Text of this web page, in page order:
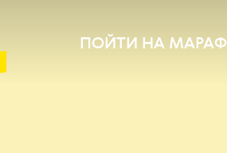
ПОЙТИ НА